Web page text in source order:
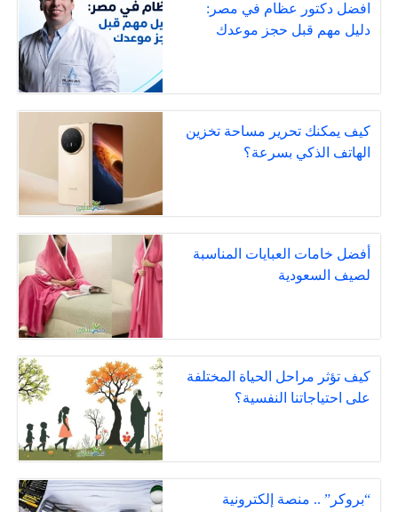
افضل دكتور عظام في مصر:
دليل مهم قبل حجز موعدك
كيف يمكنك تحرير مساحة تخزين
الهاتف الذكي بسرعة؟
أفضل خامات العبايات المناسبة
لصيف السعودية
كيف تؤثر مراحل الحياة المختلفة
على احتياجاتنا النفسية؟
“بروكر” .. منصة إلكترونية